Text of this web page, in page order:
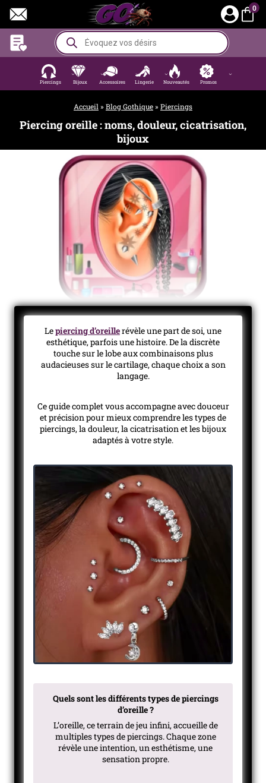
contenu
0
Recherche
de
produits
Piercings Bijoux Accessoires Lingerie Nouveautés Promos
Accueil » Blog Gothique» Piercings
Piercing oreille : noms, douleur, cicatrisation,
bijoux
Lepiercing d’oreillerévèle une part de soi, une
esthétique, parfois une histoire. De la discrète
touche sur le lobe aux combinaisons plus
audacieuses sur le cartilage, chaque choix a son
langage.
Ce guide complet vous accompagne avec douceur
et précision pour mieux comprendre les types de
piercings, la douleur, la cicatrisation et les bijoux
adaptés à votre style.
Quels sont les différents types de piercings
d’oreille ?
L’oreille, ce terrain de jeu infini, accueille de
multiples types de piercings. Chaque zone
révèle une intention, un esthétisme, une
sensation propre.